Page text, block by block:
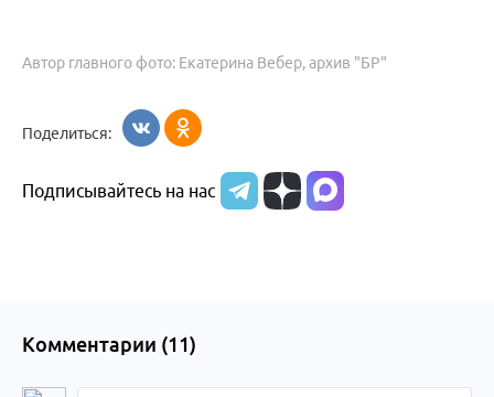
Автор главного фото: Екатерина Вебер, архив "БР"
Поделиться:
Подписывайтесь на нас
Комментарии (11)